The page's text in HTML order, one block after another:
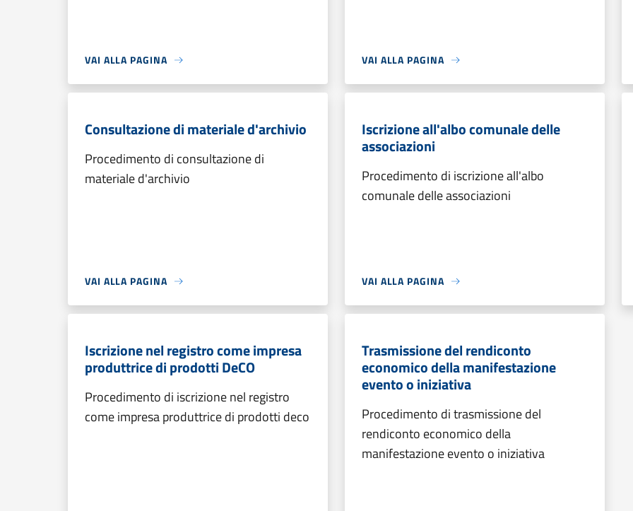
VAI ALLA PAGINA VAI ALLA PAGINA
Consultazione di materiale d'archivio
Procedimento di consultazione di
materiale d'archivio
VAI ALLA PAGINA
Iscrizione all'albo comunale delle
associazioni
Procedimento di iscrizione all'albo
comunale delle associazioni
VAI ALLA PAGINA
Iscrizione nel registro come impresa
produttrice di prodotti DeCO
Procedimento di iscrizione nel registro
come impresa produttrice di prodotti deco
Trasmissione del rendiconto
economico della manifestazione
evento o iniziativa
Procedimento di trasmissione del
rendiconto economico della
manifestazione evento o iniziativa